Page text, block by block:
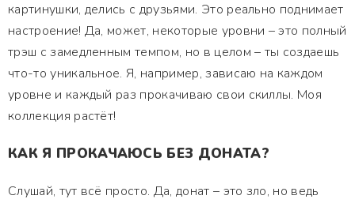
картинушки, делись с друзьями. Это реально поднимает
настроение! Да, может, некоторые уровни – это полный
трэш с замедленным темпом, но в целом – ты создаешь
что-то уникальное. Я, например, зависаю на каждом
уровне и каждый раз прокачиваю свои скиллы. Моя
коллекция растёт!
КАК Я ПРОКАЧАЮСЬ БЕЗ ДОНАТА?
Слушай, тут всё просто. Да, донат – это зло, но ведь